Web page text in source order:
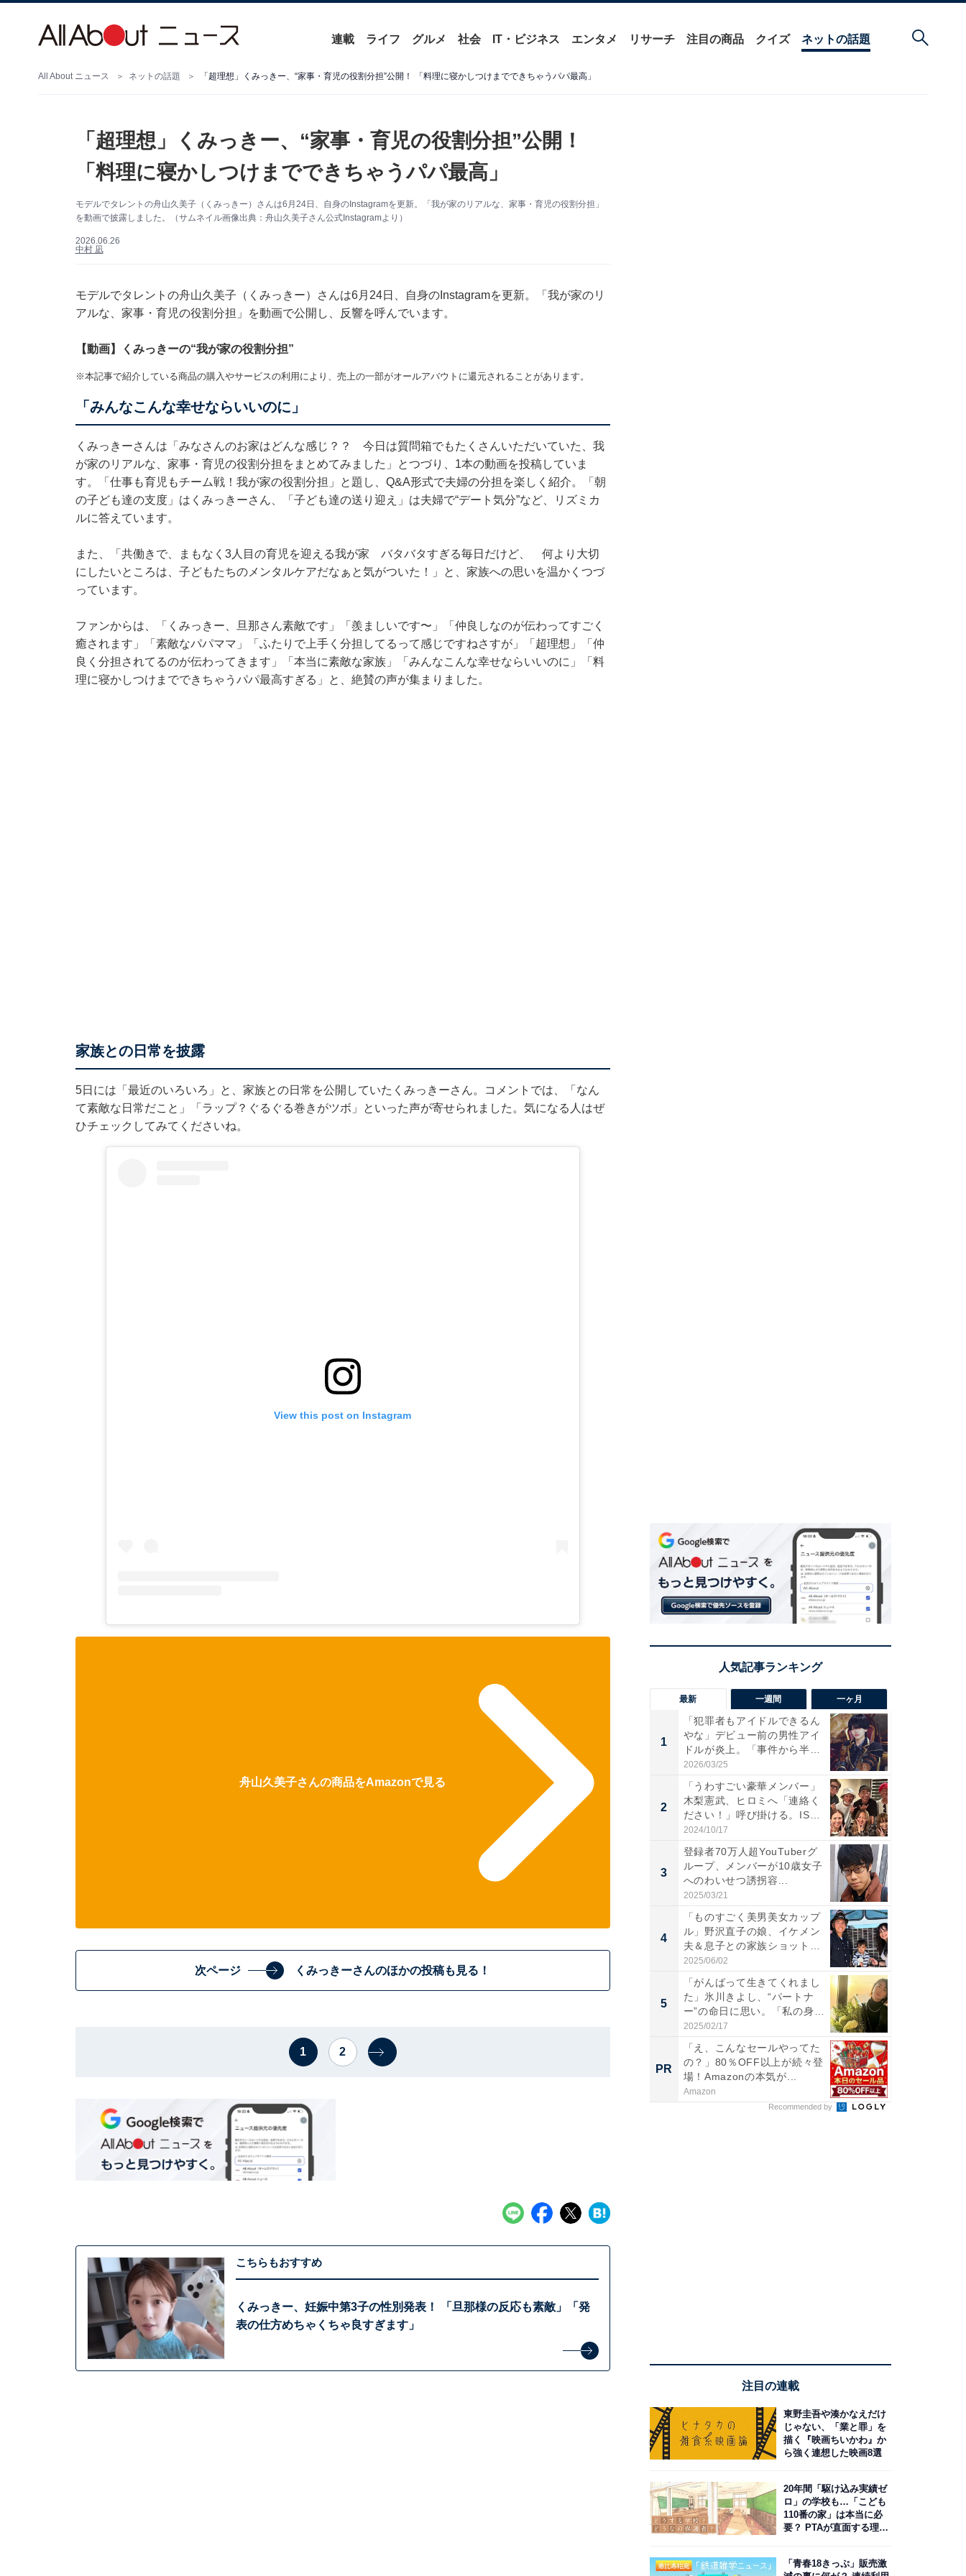
連載 ライフ グルメ 社会 IT・ビジネス エンタメ リサーチ 注目の商品 クイズ ネットの話題
All About ニュース ネットの話題 「超理想」くみっきー、“家事・育児の役割分担”公開！ 「料理に寝かしつけまでできちゃうパパ最高」
「超理想」くみっきー、“家事・育児の役割分担”公開！
「料理に寝かしつけまでできちゃうパパ最高」
モデルでタレントの舟山久美子（くみっきー）さんは6月24日、自身のInstagramを更新。「我が家のリアルな、家事・育児の役割分担」
を動画で披露しました。（サムネイル画像出典：舟山久美子さん公式Instagramより）
2026.06.26
中村 凪
モデルでタレントの舟山久美子（くみっきー）さんは6月24日、自身のInstagramを更新。「我が家のリ
アルな、家事・育児の役割分担」を動画で公開し、反響を呼んでいます。
【動画】くみっきーの“我が家の役割分担”
※本記事で紹介している商品の購入やサービスの利用により、売上の一部がオールアバウトに還元されることがあります。
「みんなこんな幸せならいいのに」
くみっきーさんは「みなさんのお家はどんな感じ？？ 今日は質問箱でもたくさんいただいていた、我
が家のリアルな、家事・育児の役割分担をまとめてみました」とつづり、1本の動画を投稿していま
す。「仕事も育児もチーム戦！我が家の役割分担」と題し、Q&A形式で夫婦の分担を楽しく紹介。「朝
の子ども達の支度」はくみっきーさん、「子ども達の送り迎え」は夫婦で“デート気分”など、リズミカ
ルに答えています。
また、「共働きで、まもなく3人目の育児を迎える我が家 バタバタすぎる毎日だけど、 何より大切
にしたいところは、子どもたちのメンタルケアだなぁと気がついた！」と、家族への思いを温かくつづ
っています。
ファンからは、「くみっきー、旦那さん素敵です」「羨ましいです〜」「仲良しなのが伝わってすごく
癒されます」「素敵なパパママ」「ふたりで上手く分担してるって感じですねさすが」「超理想」「仲
良く分担されてるのが伝わってきます」「本当に素敵な家族」「みんなこんな幸せならいいのに」「料
理に寝かしつけまでできちゃうパパ最高すぎる」と、絶賛の声が集まりました。
家族との日常を披露
5日には「最近のいろいろ」と、家族との日常を公開していたくみっきーさん。コメントでは、「なん
て素敵な日常だこと」「ラップ？ぐるぐる巻きがツボ」といった声が寄せられました。気になる人はぜ
ひチェックしてみてくださいね。
View this post on Instagram
舟山久美子さんの商品をAmazonで見る
次ページ くみっきーさんのほかの投稿も見る！
1 2
こちらもおすすめ
くみっきー、妊娠中第3子の性別発表！ 「旦那様の反応も素敵」「発
表の仕方めちゃくちゃ良すぎます」
最新 一週間 一ヶ月
1
「犯罪者もアイドルできるん
やな」デビュー前の男性アイ
ドルが炎上。「事件から半年
も...
2026/03/25
2
「うわすごい豪華メンバー」
木梨憲武、ヒロミへ「連絡く
ださい！」呼び掛ける。IS
S...
2024/10/17
3
登録者70万人超YouTuberグ
ループ、メンバーが10歳女子
へのわいせつ誘拐容...
2025/03/21
4
「ものすごく美男美女カップ
ル」野沢直子の娘、イケメン
夫＆息子との家族ショット！
...
2025/06/02
5
「がんばって生きてくれまし
た」氷川きよし、“パートナ
ー”の命日に思い。「私の身
体...
2025/02/17
PR
「え、こんなセールやってた
の？」80％OFF以上が続々登
場！Amazonの本気が...
Amazon
Recommended by
注目の連載
東野圭吾や湊かなえだけ
じゃない、「業と罪」を
描く『映画ちいかわ』か
ら強く連想した映画8選
20年間「駆け込み実績ゼ
ロ」の学校も…「こども
110番の家」は本当に必
要？ PTAが直面する理想
「青春18きっぷ」販売激